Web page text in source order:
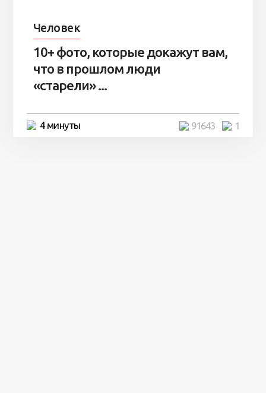
Человек
10+ фото, которые докажут вам,
что в прошлом люди
«старели» ...
4 минуты 1
91643